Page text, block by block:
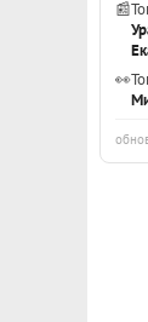
📰
👀